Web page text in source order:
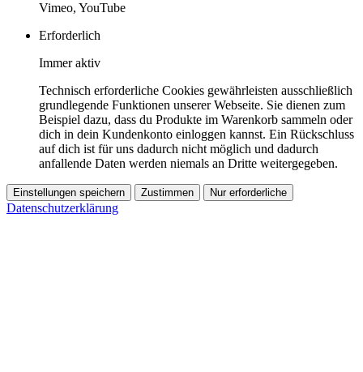
Vimeo, YouTube
Erforderlich
Immer aktiv
Technisch erforderliche Cookies gewährleisten ausschließlich
grundlegende Funktionen unserer Webseite. Sie dienen zum
Beispiel dazu, dass du Produkte im Warenkorb sammeln oder
dich in dein Kundenkonto einloggen kannst. Ein Rückschluss
auf dich ist für uns dadurch nicht möglich und dadurch
anfallende Daten werden niemals an Dritte weitergegeben.
Einstellungen speichern Zustimmen Nur erforderliche
Datenschutzerklärung